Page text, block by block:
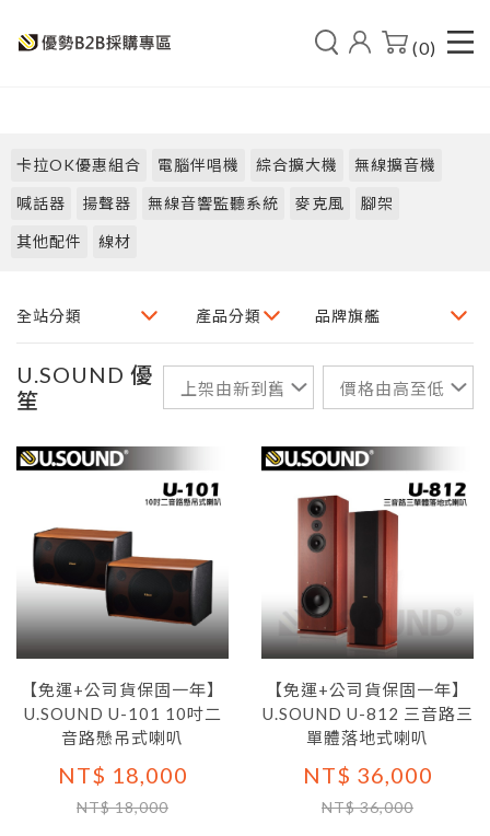
(0)
卡拉OK優惠組合 電腦伴唱機 綜合擴大機 無線擴音機
喊話器 揚聲器 無線音響監聽系統 麥克風 腳架
其他配件 線材
U.SOUND 優
笙
【免運+公司貨保固一年】
U.SOUND U-101 10吋二
音路懸吊式喇叭
NT$ 18,000
NT$ 18,000
【免運+公司貨保固一年】
U.SOUND U-812 三音路三
單體落地式喇叭
NT$ 36,000
NT$ 36,000